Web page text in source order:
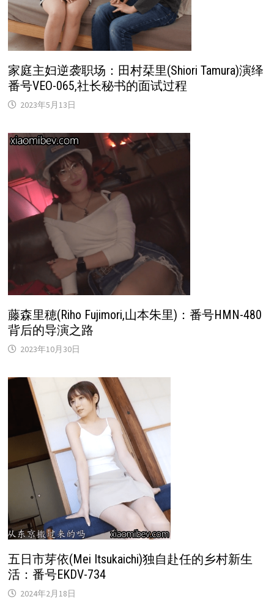
家庭主妇逆袭职场：田村栞里(Shiori Tamura)演绎
番号VEO-065,社长秘书的面试过程
2023年5月13日
藤森里穂(Riho Fujimori,山本朱里)：番号HMN-480
背后的导演之路
2023年10月30日
五日市芽依(Mei Itsukaichi)独自赴任的乡村新生
活：番号EKDV-734
2024年2月18日